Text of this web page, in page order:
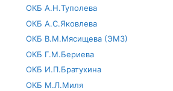
ОКБ А.Н.Туполева
ОКБ А.С.Яковлева
ОКБ В.М.Мясищева (ЭМЗ)
ОКБ Г.М.Бериева
ОКБ И.П.Братухина
ОКБ М.Л.Миля